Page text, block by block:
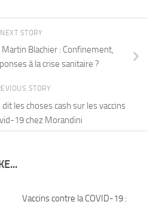
NEXT STORY
Blachier : Confinement,
à la crise sanitaire ?
STORY
les choses cash sur les vaccins
19 chez Morandini
Vaccins contre la COVID-19 :